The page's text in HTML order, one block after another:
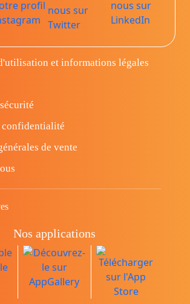
et informations légales
de vente
Nos applications